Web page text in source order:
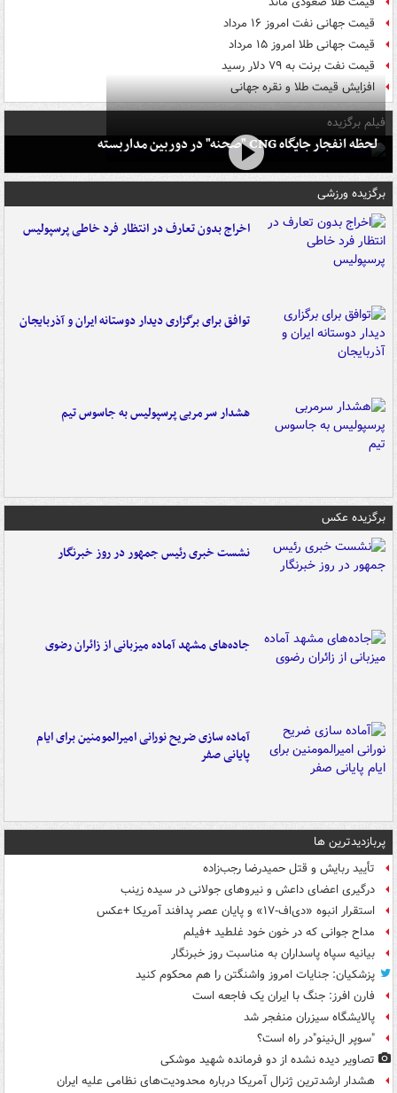
قیمت جهانی نفت امروز ۱۶ مرداد
قیمت جهانی طلا امروز ۱۵ مرداد
قیمت نفت برنت به ۷۹ دلار رسید
افزایش قیمت طلا و نقره جهانی
فیلم برگزیده
لحظه انفجار جایگاه CNG "صحنه" در دوربین مداربسته
برگزیده ورزشی
اخراج بدون تعارف در انتظار فرد خاطی پرسپولیس
توافق برای برگزاری دیدار دوستانه ایران و آذربایجان
هشدار سرمربی پرسپولیس به جاسوس تیم
برگزیده عکس
نشست خبری رئیس جمهور در روز خبرنگار
جاده‌های مشهد آماده میزبانی از زائران رضوی
آماده سازی ضریح نورانی امیرالمومنین برای ایام
پایانی صفر
پربازدیدترین ها
تأیید ربایش و قتل حمیدرضا رجب‌زاده
درگیری اعضای داعش و نیروهای جولانی در سیده زینب
استقرار انبوه «دی‌اف‑۱۷» و پایان عصر پدافند آمریکا +عکس
مداح جوانی که در خون خود غلطید +فیلم
بیانیه سپاه پاسداران به مناسبت روز خبرنگار
پزشکیان: جنایات امروز واشنگتن را هم محکوم کنید
فارن افرز: جنگ با ایران یک فاجعه است
پالایشگاه سیزران منفجر شد
"سوپر ال‌نینو"در راه است؟
تصاویر دیده‌ نشده از دو فرمانده شهید موشکی
هشدار ارشدترین ژنرال آمریکا درباره محدودیت‌های نظامی علیه ایران